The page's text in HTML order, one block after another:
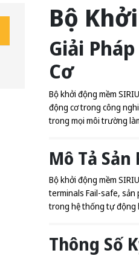
Bộ
Giải
Cơ
Bộ khởi động mềm
động cơ trong công
trong mọi môi trường
Mô Tả Sản
Bộ khởi động mềm
terminals Fail-safe, sản
trong hệ thống tự động
Thông Số